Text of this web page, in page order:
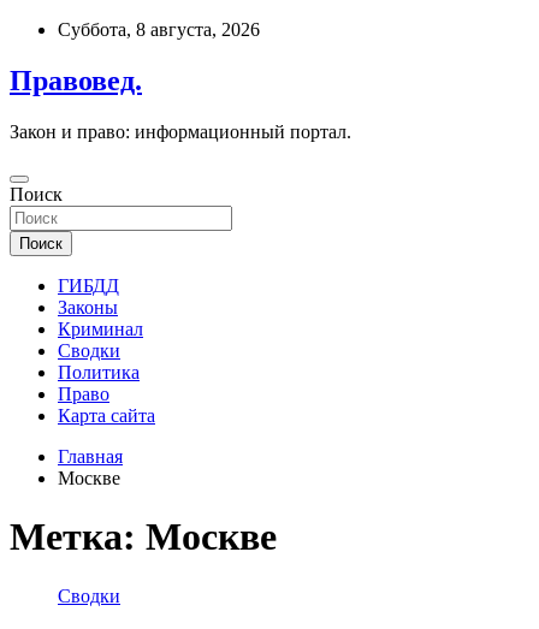
Перейти
содержимому
Суббота, 8 августа, 2026
Правовед.
Закон и право: информационный портал.
Поиск
Поиск
ГИБДД
Законы
Криминал
Сводки
Политика
Право
Карта сайта
Главная
Москве
Метка: Москве
Сводки